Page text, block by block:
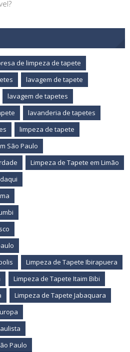
de limpeza de tapete
lavagem de tapete
lavagem de tapetes
lavanderia de tapetes
limpeza de tapete
São Paulo
Limpeza de Tapete em Limão
Limpeza de Tapete Ibirapuera
Limpeza de Tapete Itaim Bibi
Limpeza de Tapete Jabaquara
Paulo